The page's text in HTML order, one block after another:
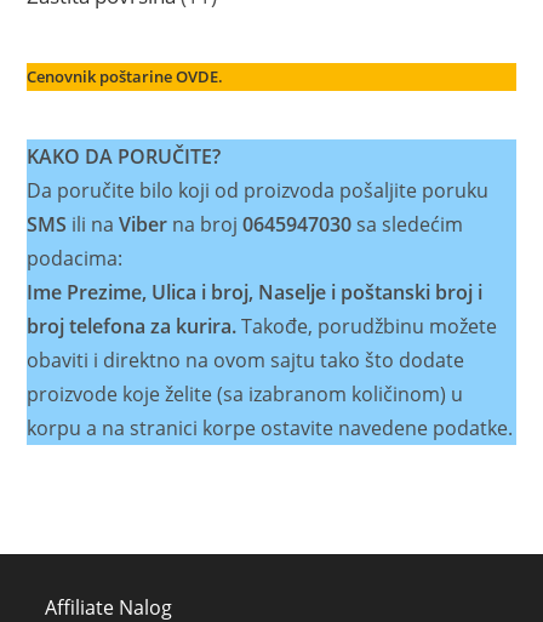
Cenovnik poštarine OVDE.
KAKO DA PORUČITE?
Da poručite bilo koji od proizvoda pošaljite poruku
SMS ili naViber na broj0645947030sa sledećim
podacima:
Ime Prezime, Ulica i broj, Naselje i poštanski broj i
broj telefona za kurira.Takođe, porudžbinu možete
obaviti i direktno na ovom sajtu tako što dodate
proizvode koje želite (sa izabranom količinom) u
korpu a na stranici korpe ostavite navedene podatke.
Affiliate Nalog